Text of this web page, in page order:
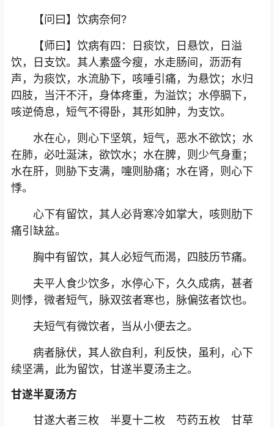
【问曰】饮病奈何?
【师曰】饮病有四：日痰饮，日悬饮，日溢
饮，日支饮。其人素盛今瘦，水走肠间，沥沥有
声，为痰饮，水流胁下，咳唾引痛，为悬饮；水归
四肢，当汗不汗，身体疼重，为溢饮；水停膈下，
咳逆倚息，短气不得卧，其形如肿，为支饮。
水在心，则心下坚筑，短气，恶水不欲饮；水
在肺，必吐涎沫，欲饮水；水在脾，则少气身重；
水在肝，则胁下支满，嚏则胁痛；水在肾，则心下
悸。
心下有留饮，其人必背寒冷如掌大，咳则肋下
痛引缺盆。
胸中有留饮，其人必短气而渴，四肢历节痛。
夫平人食少饮多，水停心下，久久成病，甚者
则悸，微者短气，脉双弦者寒也，脉偏弦者饮也。
夫短气有微饮者，当从小便去之。
病者脉伏，其人欲自利，利反快，虽利，心下
续坚满，此为留饮，甘遂半夏汤主之。
甘遂半夏汤方
甘遂大者三枚 半夏十二枚 芍药五枚 甘草